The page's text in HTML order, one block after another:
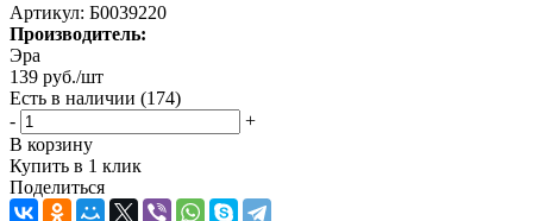
Артикул: Б0039220
Производитель:
Эра
139 руб./шт
Есть в наличии (174)
-
+
В корзину
Купить в 1 клик
Поделиться